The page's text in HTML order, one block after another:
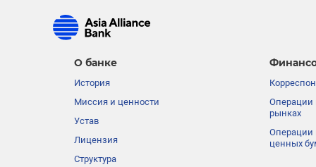
О банке
История
Миссия и ценности
Устав
Лицензия
Структура
Операции
рынках
Операции
ценных